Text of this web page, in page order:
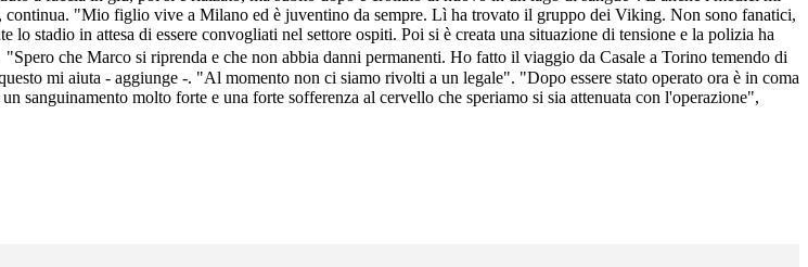
continua. "Mio figlio vive a Milano ed è juventino da sempre. Lì ha trovato il gruppo dei Viking. Non sono fanatici,
stadio in attesa di essere convogliati nel settore ospiti. Poi si è creata una situazione di tensione e la polizia ha
che Marco si riprenda e che non abbia danni permanenti. Ho fatto il viaggio da Casale a Torino temendo di
mi aiuta - aggiunge -. "Al momento non ci siamo rivolti a un legale". "Dopo essere stato operato ora è in coma
sanguinamento molto forte e una forte sofferenza al cervello che speriamo si sia attenuata con l'operazione",